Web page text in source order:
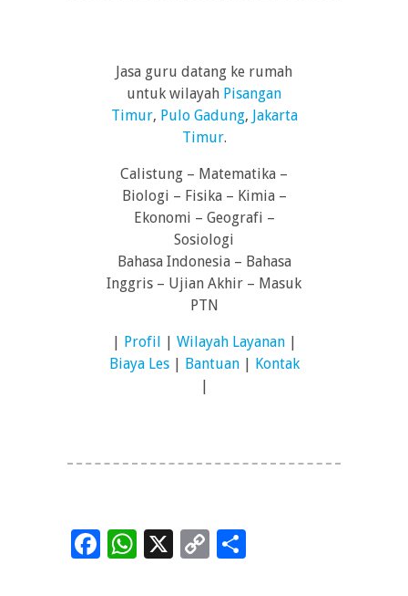
Jasa guru datang ke rumah
untuk wilayah Pisangan
Timur, Pulo Gadung, Jakarta
Timur.
Calistung – Matematika –
Biologi – Fisika – Kimia –
Ekonomi – Geografi –
Sosiologi
Bahasa Indonesia – Bahasa
Inggris – Ujian Akhir – Masuk
PTN
| Profil | Wilayah Layanan|
Biaya Les| Bantuan| Kontak
|
Facebook
WhatsApp
X
Copy